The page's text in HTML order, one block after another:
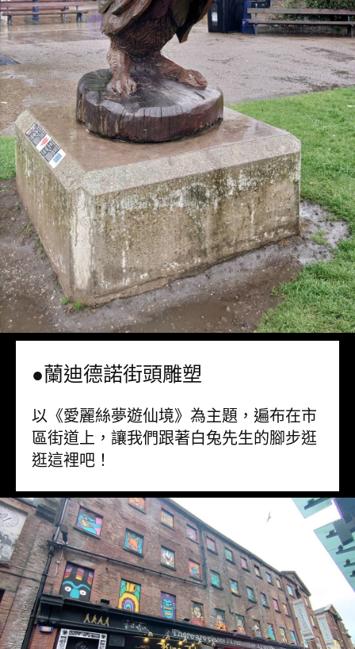
●蘭迪德諾街頭雕塑
以《愛麗絲夢遊仙境》為主題，遍布在市
區街道上，讓我們跟著白兔先生的腳步逛
逛這裡吧！